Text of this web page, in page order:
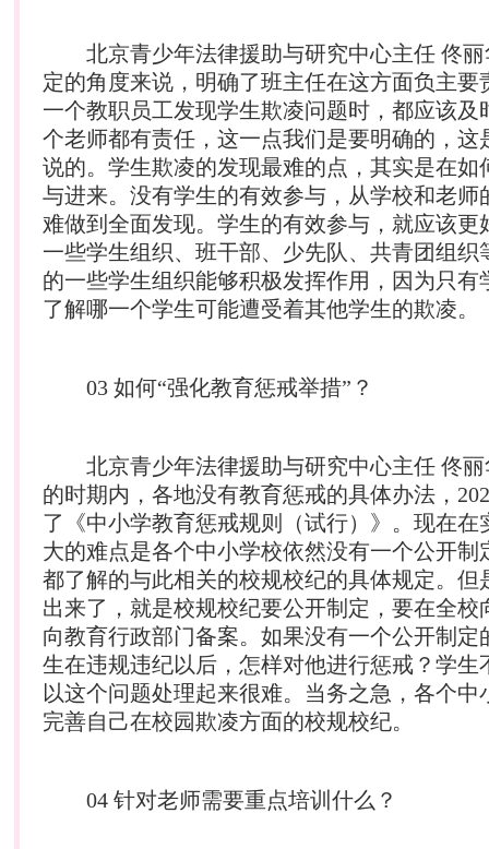
北京青少年法律援助与研究中心主任 佟丽
定的角度来说，明确了班主任在这方面负主要
一个教职员工发现学生欺凌问题时，都应该及
个老师都有责任，这一点我们是要明确的，这
说的。学生欺凌的发现最难的点，其实是在如
与进来。没有学生的有效参与，从学校和老师
难做到全面发现。学生的有效参与，就应该更
一些学生组织、班干部、少先队、共青团组织
的一些学生组织能够积极发挥作用，因为只有
了解哪一个学生可能遭受着其他学生的欺凌。
03 如何“强化教育惩戒举措”？
北京青少年法律援助与研究中心主任 佟丽
的时期内，各地没有教育惩戒的具体办法，
了《中小学教育惩戒规则（试行）》。现在在
大的难点是各个中小学校依然没有一个公开制
都了解的与此相关的校规校纪的具体规定。但
出来了，就是校规校纪要公开制定，要在全校
向教育行政部门备案。如果没有一个公开制定
生在违规违纪以后，怎样对他进行惩戒？学生
以这个问题处理起来很难。当务之急，各个中
完善自己在校园欺凌方面的校规校纪。
04 针对老师需要重点培训什么？